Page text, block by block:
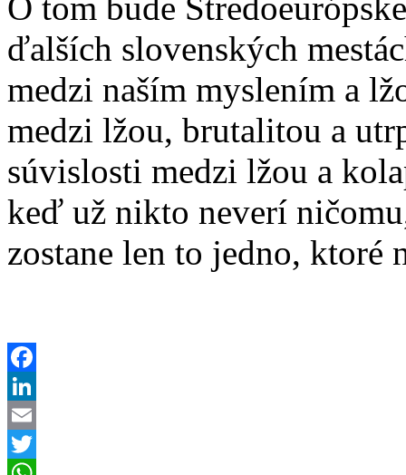
ďalších slovenských
medzi naším myslením a
medzi lžou, brutalitou a
súvislosti medzi lžou a
keď už nikto neverí
zostane len to jedno, ktoré
Facebook
LinkedIn
Email